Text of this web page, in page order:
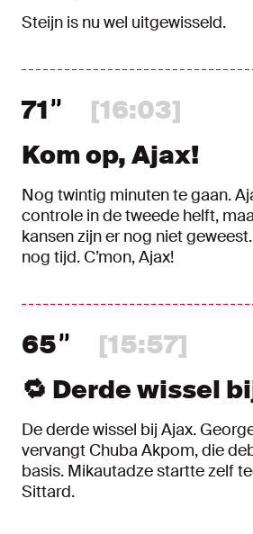
Steijn is nu wel uitgewisseld.
71
[16:03]
Kom op, Ajax!
Nog twintig minuten te gaan.
controle in de tweede helft,
kansen zijn er nog niet
nog tijd. C’mon, Ajax!
65
[15:57]
🔁 Derde wissel
De derde wissel bij Ajax.
vervangt Chuba Akpom, die
basis. Mikautadze startte zelf
Sittard.